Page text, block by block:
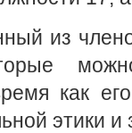
из
как
этики и